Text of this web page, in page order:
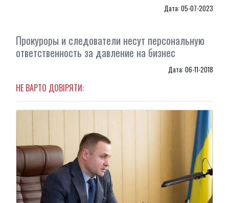
Дата: 05-07-2023
Прокуроры и следователи несут персональную
ответственность за давление на бизнес
Дата: 06-11-2018
НЕ ВАРТО ДОВІРЯТИ: